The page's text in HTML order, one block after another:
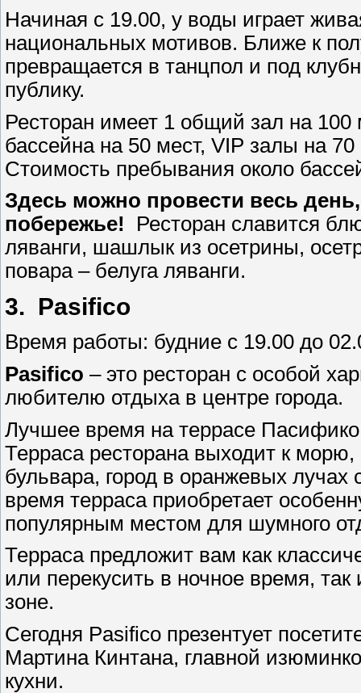
Начиная с 19.00, у воды играет
национальных мотивов. Ближе к
превращается в танцпол и под
публику.
Ресторан имеет 1 общий зал на 100
бассейна на 50 мест, VIP залы на
Стоимость пребывания около
Здесь можно провести весь
побережье!
Ресторан славится
ляванги, шашлык из осетрины,
повара – белуга ляванги.
3. Pasifico
Время работы: будние с 19.00 до
Pasifico – это ресторан с особой
любителю отдыха в центре города.
Лучшее время на террасе Пасифико
Терраса ресторана выходит к
бульвара, город в оранжевых лучах
время терраса приобретает
популярным местом для шумного
Терраса предложит вам как
или перекусить в ночное время,
зоне.
Сегодня Pasifico презентует
Мартина Кинтана, главной
кухни.